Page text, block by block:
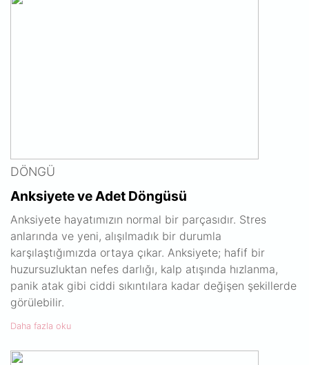
DÖNGÜ
Anksiyete ve Adet Döngüsü
Anksiyete hayatımızın normal bir parçasıdır. Stres
anlarında ve yeni, alışılmadık bir durumla
karşılaştığımızda ortaya çıkar. Anksiyete; hafif bir
huzursuzluktan nefes darlığı, kalp atışında hızlanma,
panik atak gibi ciddi sıkıntılara kadar değişen şekillerde
görülebilir.
Daha fazla oku